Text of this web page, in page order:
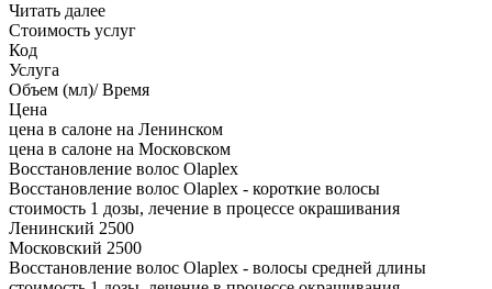
Читать далее
Стоимость услуг
Код
Услуга
Объем (мл)/ Время
Цена
цена в салоне на Ленинском
цена в салоне на Московском
Восстановление волос Olaplex
Восстановление волос Olaplex - короткие волосы
стоимость 1 дозы, лечение в процессе окрашивания
Ленинский 2500
Московский 2500
Восстановление волос Olaplex - волосы средней длины